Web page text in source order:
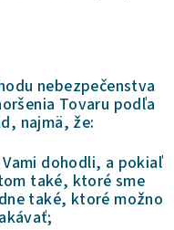
nebezpečenstva
Tovaru podľa
najmä, že:
dohodli, a pokiaľ
také, ktoré sme
také, ktoré možno